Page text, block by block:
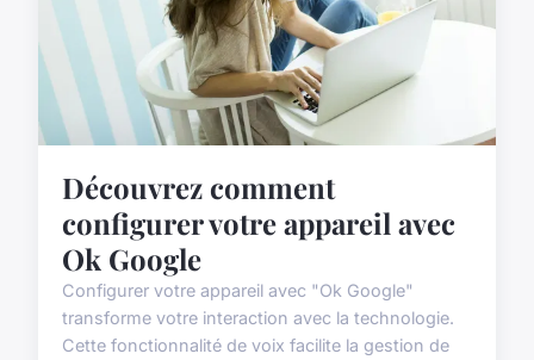
Découvrez comment
configurer votre appareil avec
Ok Google
Configurer votre appareil avec "Ok Google"
transforme votre interaction avec la technologie.
Cette fonctionnalité de voix facilite la gestion de